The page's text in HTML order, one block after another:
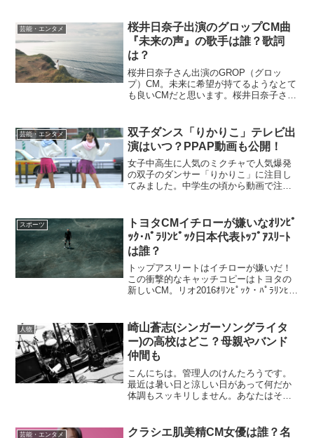
東京、立教、法政の４校による熱い応援
合戦は見応え...
芸能・エンタメ
桜井日奈子出演のグロップCM曲
『未来の声』の歌手は誰？歌詞
は？
桜井日奈子さん出演のGROP（グロッ
プ）CM。未来に希望が持てるようなとて
も良いCMだと思います。桜井日奈子さん
ず素晴らしいのがCM曲。オリジナル曲の
ようですが、気に...
芸能・エンタメ
双子ダンス「りかりこ」テレビ出
演はいつ？PPAP動画も公開！
女子中高生に人気のミクチャで人気爆発
の双子のダンサー「りかりこ」に注目し
てみました。中学生の頃から動画で注目
演も時間の問題でしょう。年内にもテレ
ビで紹介される可能性は高...
スポーツ
トヨタCMイチローが嫌いなｵﾘﾝﾋﾟ
ｯｸ･ﾊﾟﾗﾘﾝﾋﾟｯｸ日本代表ﾄｯﾌﾟｱｽﾘｰﾄ
は誰？
トップアスリートはイチローが嫌いだ！
この衝撃的なキャッチコピーはトヨタの
新しいCM。リオ2016ｵﾘﾝﾋﾟｯｸ・ﾊﾟﾗﾘﾝﾋﾟ
しょう。そしてその真の意...
人物
崎山蒼志(シンガーソングライタ
ー)の高校はどこ？母親やバンド
仲間も
こんにちは。管理人のけんたろうです。
最近は暑い日と涼しい日があって何だか
体調もスッキリしません。あなたはそん
ます。どうかお体にはお気を付けくださ
芸能・エンタメ
クラシエ肌美精CM女優は誰？名